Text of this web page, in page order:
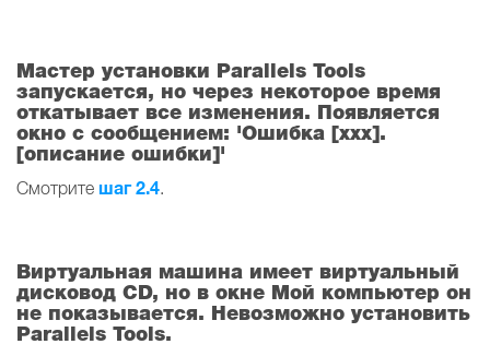
Мастер установки Parallels Tools
запускается, но через некоторое время
откатывает все изменения. Появляется
окно с сообщением: 'Ошибка [xxx].
[описание ошибки]'
Смотрите шаг 2.4.
Виртуальная машина имеет виртуальный
дисковод CD, но в окне Мой компьютер он
не показывается. Невозможно установить
Parallels Tools.